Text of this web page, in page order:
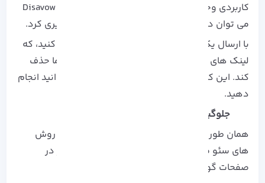
کاربردی وجود دارد، برای مثال با استفاده از Disavow Links
می توان در موثر بودن بک لینک بی کیفیت جلوگیری کرد.
با ارسال یک لیست حذفی برای گوگل مشخص می کنید، که
لینک های بد را هنگام ایندکس کردن صفحات شما حذف
کند. این کار را با Search Console Tools نیز می توانید انجام
دهید.
جلوگیری از کپی محتوا
همان طور که در بالا تر نیز اشاره شد یکی دیگر از روش
های سئو منفی کپی محتوا شما توسط افراد دیگر در
صفحات گوناگون می باشد.